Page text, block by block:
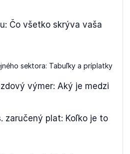
Čo všetko skrýva vaša
sektora: Tabuľky a príplatky
výmer: Aký je medzi
zaručený plat: Koľko je to